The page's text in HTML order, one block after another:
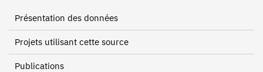
Présentation des données
Projets utilisant cette source
Publications